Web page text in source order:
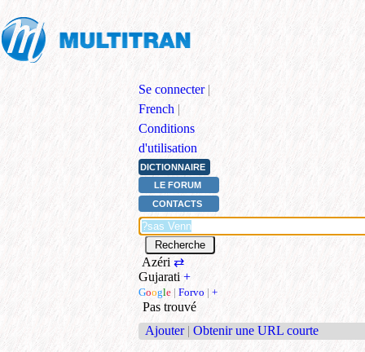
Se connecter |
French |
Conditions
d'utilisation
DICTIONNAIRE
LE FORUM
CONTACTS
Azéri ⇄
Gujarati +
Google | Forvo | +
Pas trouvé
Ajouter | Obtenir une URL courte